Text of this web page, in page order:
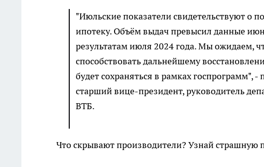
"Июльские показатели свидетельствуют о
ипотеку. Объём выдач превысил данные
результатам июля 2024 года. Мы ожидаем,
способствовать дальнейшему
будет сохраняться в рамках госпрограмм",
старший вице-президент, руководитель
ВТБ.
Что скрывают производители? Узнай страшную